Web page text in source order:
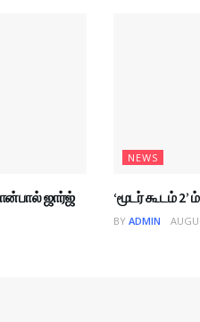
ஜார்ஜ்
NEWS
‘மூடர் கூடம்
BY ADMIN